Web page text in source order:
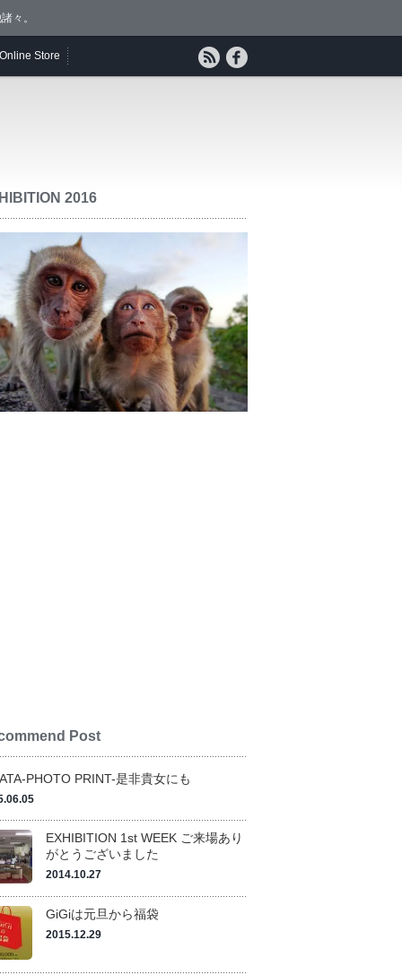
々。
Online Store
2016
Post
PHOTO PRINT-是非貴女にも
EXHIBITION 1st WEEK ご来場あり
がとうございました
2014.10.27
GiGiは元旦から福袋
2015.12.29